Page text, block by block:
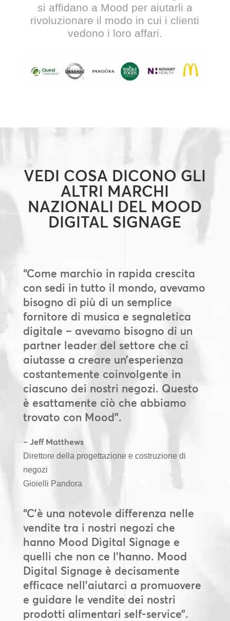
si affidano a Mood per aiutarli a
rivoluzionare il modo in cui i clienti
vedono i loro affari.
VEDI COSA DICONO GLI
ALTRI MARCHI
NAZIONALI DEL MOOD
DIGITAL SIGNAGE
“Come marchio in rapida crescita
con sedi in tutto il mondo, avevamo
bisogno di più di un semplice
fornitore di musica e segnaletica
digitale – avevamo bisogno di un
partner leader del settore che ci
aiutasse a creare un’esperienza
costantemente coinvolgente in
ciascuno dei nostri negozi. Questo
è esattamente ciò che abbiamo
trovato con Mood”.
– Jeff Matthews
Direttore della progettazione e costruzione di
negozi
Gioielli Pandora
“C’è una notevole differenza nelle
vendite tra i nostri negozi che
hanno Mood Digital Signage e
quelli che non ce l’hanno. Mood
Digital Signage è decisamente
efficace nell’aiutarci a promuovere
e guidare le vendite dei nostri
prodotti alimentari self-service”.